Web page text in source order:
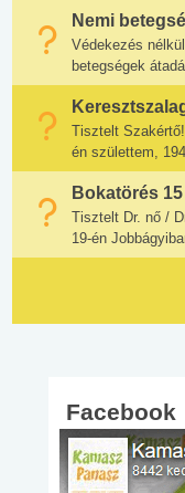
Nemi
Védekezés
betegségek
Tisztelt
én születtem,
Bokatörés 15
Tisztelt Dr. nő /
19-én
Facebook